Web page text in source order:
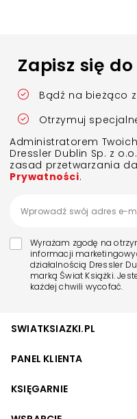
Zapisz się do
Bądź na bieżąco
Otrzymuj
Administratorem
Dressler Dublin Sp. z
zasad przetwarzania
Prywatności.
Wyrażam zgodę na
informacji
działalnością Dressler
marką Świat Książki.
każdej chwili wycofać.
SWIATKSIAZKI.PL
PANEL KLIENTA
KSIĘGARNIE